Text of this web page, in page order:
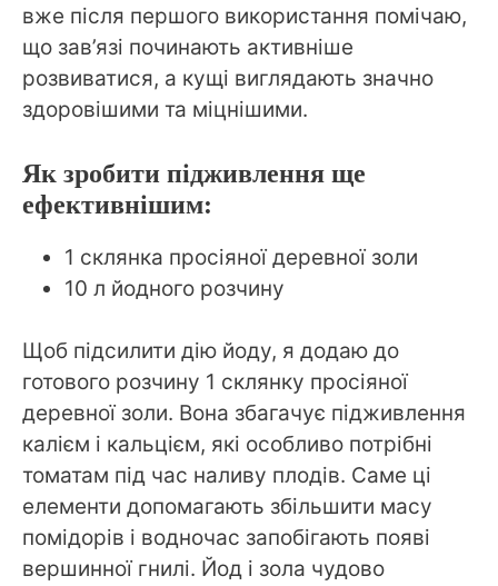
вже після першого використання помічаю,
що зав’язі починають активніше
розвиватися, а кущі виглядають значно
здоровішими та міцнішими.
Як зробити підживлення ще
ефективнішим:
1 склянка просіяної деревної золи
10 л йодного розчину
Щоб підсилити дію йоду, я додаю до
готового розчину 1 склянку просіяної
деревної золи. Вона збагачує підживлення
калієм і кальцієм, які особливо потрібні
томатам під час наливу плодів. Саме ці
елементи допомагають збільшити масу
помідорів і водночас запобігають появі
вершинної гнилі. Йод і зола чудово